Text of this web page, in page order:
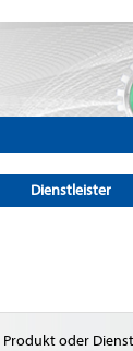
Dienstleister
Produkt oder